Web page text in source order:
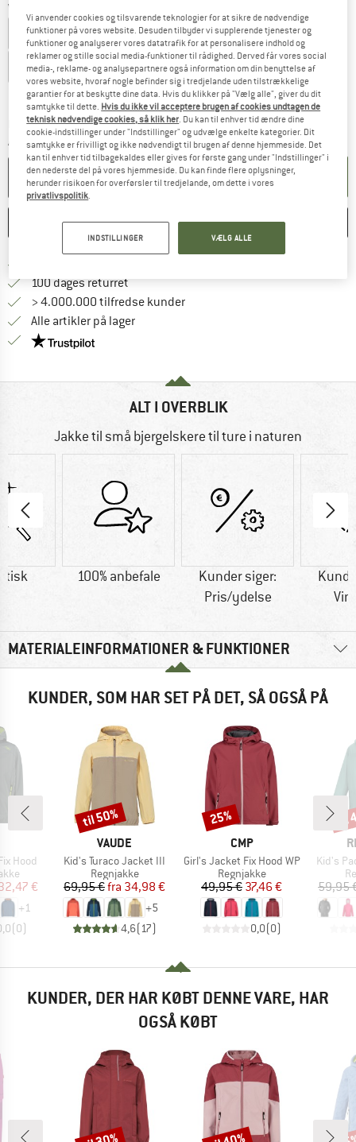
Vælg en størrelse:
EU104 EU110 EU116 EU128 EU140 EU152
EU164 EU176
Størrelsestabel
Leveringstid: 4-6 arbejdsdageLinket åbnes i en infoboks og indeholder
Antal:
LÆG I KURV
HUSKE SAMMENLIGNE
100 dages returretGå til returretten her Åbnes i en infoboks
> 4.000.000 tilfredse kunder
Alle artikler på lager
Vi er Trustpilot-certificeret - oplysningerne får du
ALT I OVERBLIK
Jakke til små bjergelskere til ture i naturen
100% anbefale
Kunder siger:
Pris/ydelse
MATERIALEINFORMATIONER & FUNKTIONER
KUNDER, SOM HAR SET PÅ DET, SÅ OGSÅ PÅ
Hood
pris
€
+1
(0)
MÆRKE
VAUDE
Artikel
Kid's Turaco Jacket III
Produktgruppe
Regnjakke
Pris
69,95 € Nedsat pris
fra 34,98 €
+5
4,6( 17)
Rabat
til 50%
MÆRKE
CMP
Artikel
Girl's Jacket Fix Hood WP
Produktgruppe
Regnjakke
Pris
49,95 €Nedsat pris
37,46 €
0,0(0)
Rabat
25%
Artikel
Kid's
59,95
KUNDER, DER HAR KØBT DENNE VARE, HAR
OGSÅ KØBT
Rabat Rabat
Vi anvender cookies og tilsvarende teknologier for at sikre de nødvendige
funktioner på vores website. Desuden tilbyder vi supplerende tjenester og
funktioner og analyserer vores datatrafik for at personalisere indhold og
reklamer og stille social media-funktioner til rådighed. Derved får vores social
media-, reklame- og analysepartnere også information om din benyttelse af
vores website, hvoraf nogle befinder sig i tredjelande uden tilstrækkelige
garantier for at beskytte dine data. Hvis du klikker på "Vælg alle", giver du dit
samtykke til dette. Hvis du ikke vil acceptere brugen af cookies undtagen de
teknisk nødvendige cookies, så klik her. Du kan til enhver tid ændre dine
cookie-indstillinger under "Indstillinger" og udvælge enkelte kategorier. Dit
samtykke er frivilligt og ikke nødvendigt til brugen af denne hjemmeside. Det
kan til enhver tid tilbagekaldes eller gives for første gang under "Indstillinger" i
den nederste del på vores hjemmeside. Du kan finde flere oplysninger,
herunder risikoen for overførsler til tredjelande, om dette i vores
privatlivspolitik.
INDSTILLINGER VÆLG ALLE